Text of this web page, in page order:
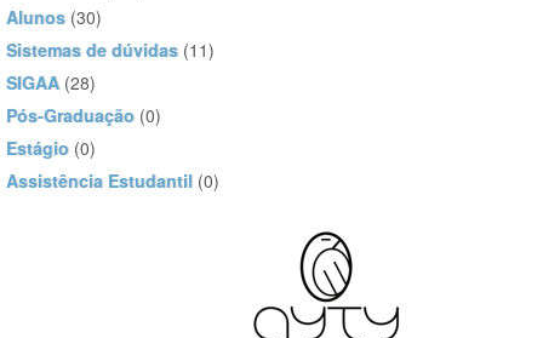
Alunos (30)
Sistemas de dúvidas (11)
SIGAA (28)
Pós-Graduação (0)
Estágio (0)
Assistência Estudantil (0)